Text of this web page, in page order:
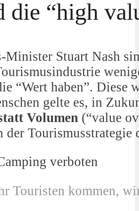
die “high
Minister Stuart Nash
“Wert haben”. Diese
gelte es, in
Volumen (“value
der Tourismusstrategie
Touristen kommen,